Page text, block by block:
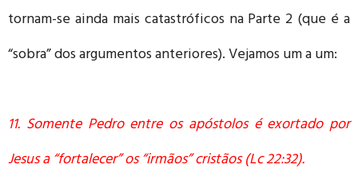
tornam-se ainda mais catastróficos na Parte 2 (que é a
“sobra” dos argumentos anteriores). Vejamos um a um:
11. Somente Pedro entre os apóstolos é exortado por
Jesus a “fortalecer” os “irmãos” cristãos (Lc 22:32).